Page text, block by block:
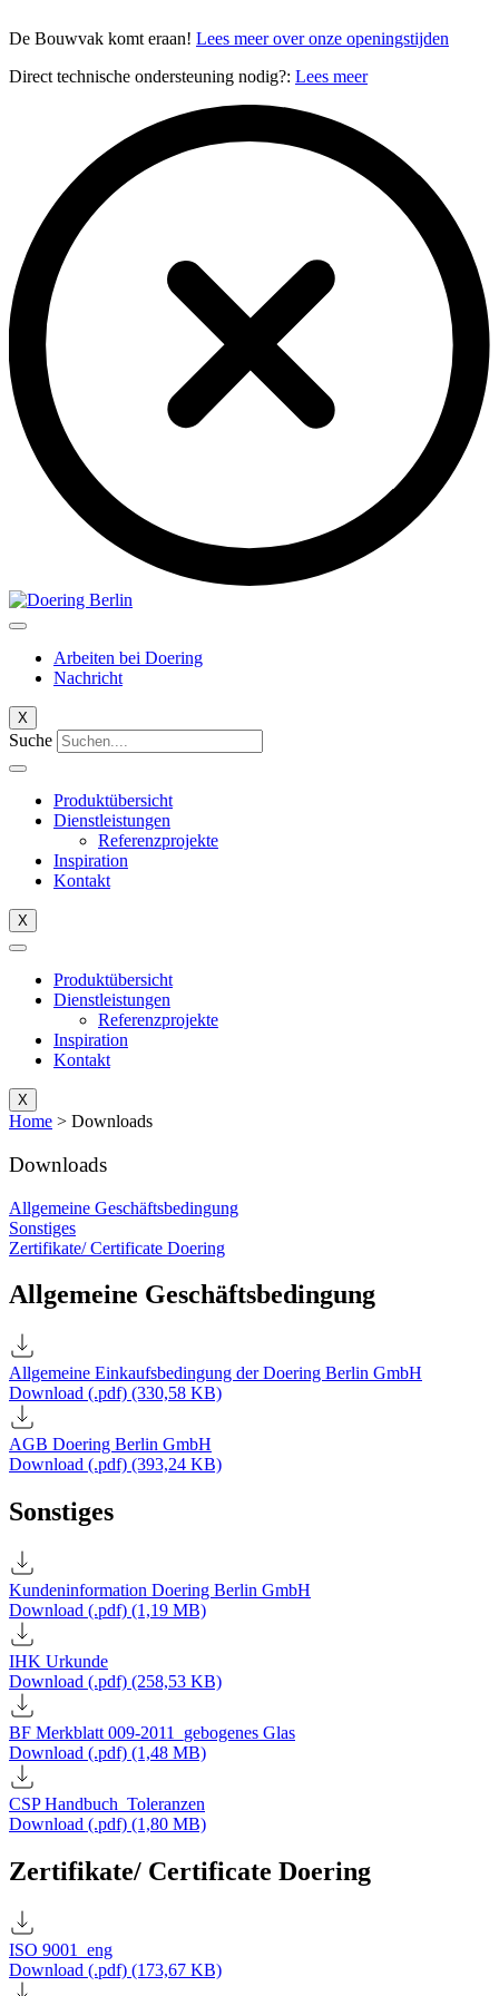
De Bouwvak komt eraan! Lees meer over onze openingstijden
Direct technische ondersteuning nodig?: Lees meer
Arbeiten bei Doering
Nachricht​
X
Suche
Produktübersicht
Dienstleistungen
Referenzprojekte
Inspiration
Kontakt
X
Produktübersicht
Dienstleistungen
Referenzprojekte
Inspiration
Kontakt
X
Home > Downloads
Downloads
Allgemeine Geschäftsbedingung
Sonstiges
Zertifikate/ Certificate Doering
Allgemeine Geschäftsbedingung
Allgemeine Einkaufsbedingung der Doering Berlin GmbH
Download (.pdf) (330,58 KB)
AGB Doering Berlin GmbH
Download (.pdf) (393,24 KB)
Sonstiges
Kundeninformation Doering Berlin GmbH
Download (.pdf) (1,19 MB)
IHK Urkunde
Download (.pdf) (258,53 KB)
BF Merkblatt 009-2011_gebogenes Glas
Download (.pdf) (1,48 MB)
CSP Handbuch_Toleranzen
Download (.pdf) (1,80 MB)
Zertifikate/ Certificate Doering
ISO 9001_eng
Download (.pdf) (173,67 KB)